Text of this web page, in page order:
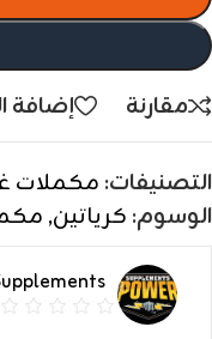
مقارنة إضافة
التصنيفات:مكملات
الوسوم: كرياتين,